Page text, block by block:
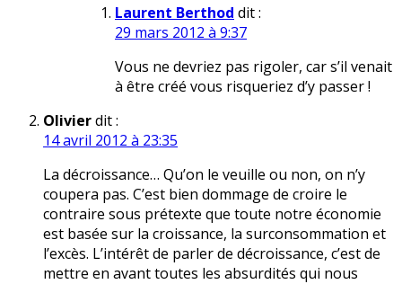
Laurent Berthod dit :
29 mars 2012 à 9:37
Vous ne devriez pas rigoler, car s’il venait
à être créé vous risqueriez d’y passer !
Olivierdit :
14 avril 2012 à 23:35
La décroissance… Qu’on le veuille ou non, on n’y
coupera pas. C’est bien dommage de croire le
contraire sous prétexte que toute notre économie
est basée sur la croissance, la surconsommation et
l’excès. L’intérêt de parler de décroissance, c’est de
mettre en avant toutes les absurdités qui nous